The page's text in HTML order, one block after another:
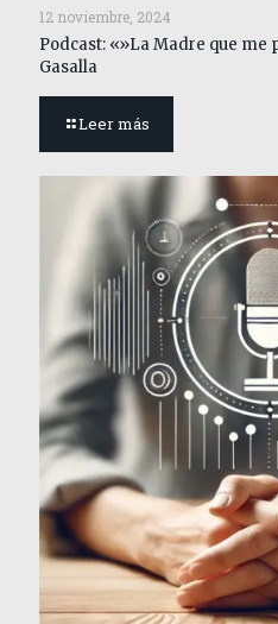
12 noviembre, 2024
Podcast: «»La Madre que me
Gasalla
Leer más